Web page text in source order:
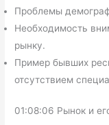
Проблемы
Необходимость
рынку.
Пример бывших
отсутствием
01:08:06 Рынок и